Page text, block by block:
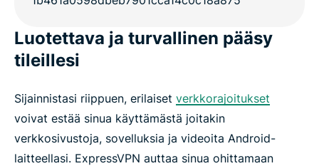
Luotettava ja turvallinen pääsy
tileillesi
Sijainnistasi riippuen, erilaiset verkkorajoitukset
voivat estää sinua käyttämästä joitakin
verkkosivustoja, sovelluksia ja videoita Android-
laitteellasi. ExpressVPN auttaa sinua ohittamaan